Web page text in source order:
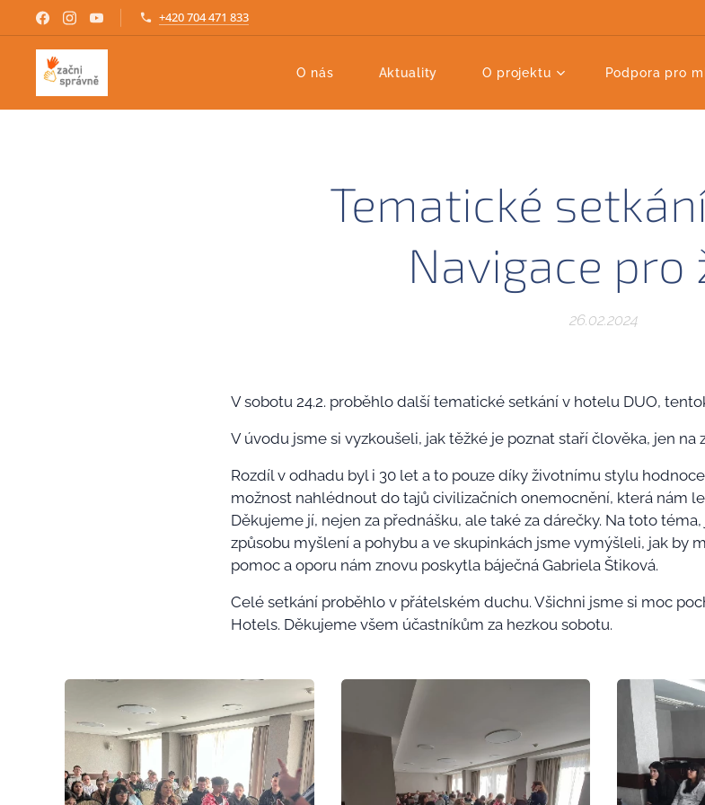
+420 704 471 833
O nás Aktuality O projektu Podpora pro
Tematické
Navigace pro
26.02.2024
V sobotu 24.2. proběhlo další tematické setkání v hotelu DUO,
V úvodu jsme si vyzkoušeli, jak těžké je poznat staří člověka, jen na
Rozdíl v odhadu byl i 30 let a to pouze díky životnímu stylu
možnost nahlédnout do tajů civilizačních onemocnění, která nám
Děkujeme jí, nejen za přednášku, ale také za dárečky. Na toto
způsobu myšlení a pohybu a ve skupinkách jsme vymýšleli, jak by
pomoc a oporu nám znovu poskytla báječná Gabriela Štiková.
Celé setkání proběhlo v přátelském duchu. Všichni jsme si moc
Hotels. Děkujeme všem účastníkům za hezkou sobotu.